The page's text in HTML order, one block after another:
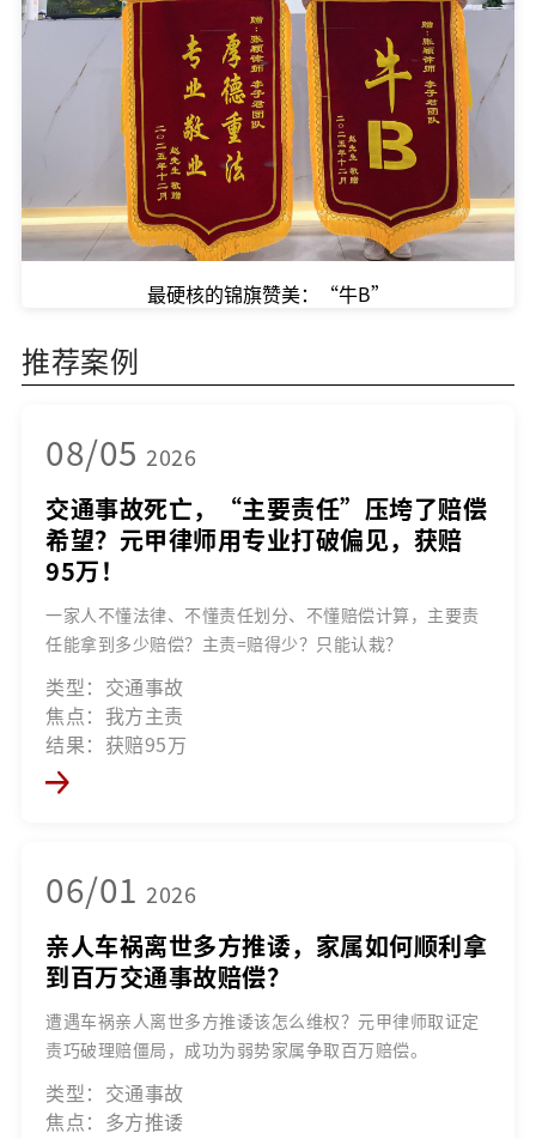
最硬核的锦旗赞美：“牛B”
推荐案例
08/05 2026
交通事故死亡，“主要责任”压垮了赔偿
希望？元甲律师用专业打破偏见，获赔
95万！
一家人不懂法律、不懂责任划分、不懂赔偿计算，主要责
任能拿到多少赔偿？主责=赔得少？只能认栽？
类型：交通事故
焦点：我方主责
结果：获赔95万
06/01 2026
亲人车祸离世多方推诿，家属如何顺利拿
到百万交通事故赔偿？
遭遇车祸亲人离世多方推诿该怎么维权？元甲律师取证定
责巧破理赔僵局，成功为弱势家属争取百万赔偿。
类型：交通事故
焦点：多方推诿